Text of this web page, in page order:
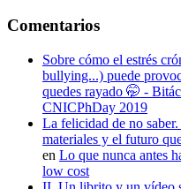
Comentarios
Sobre cómo el estrés
bullying...) puede
quedes rayado 🤭 -
CNICPhDay 2019
La felicidad de no
materiales y el futuro
en Lo que nunca antes
low cost